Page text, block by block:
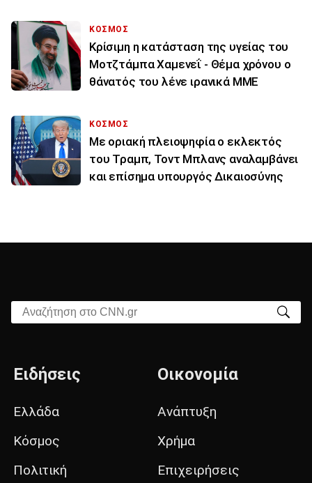
ΚΟΣΜΟΣ
Κρίσιμη η κατάσταση της υγείας του
Μοτζτάμπα Χαμενεΐ - Θέμα χρόνου ο
θάνατός του λένε ιρανικά ΜΜΕ
ΚΟΣΜΟΣ
Με οριακή πλειοψηφία ο εκλεκτός
του Τραμπ, Τοντ Μπλανς αναλαμβάνει
και επίσημα υπουργός Δικαιοσύνης
Αναζήτηση στο CNN.gr
Ειδήσεις
Ελλάδα
Κόσμος
Πολιτική
Οικονομία
Ανάπτυξη
Χρήμα
Επιχειρήσεις